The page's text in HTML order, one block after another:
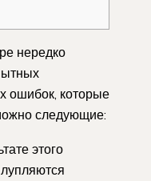
нередко
ошибок, которые
следующие:
этого